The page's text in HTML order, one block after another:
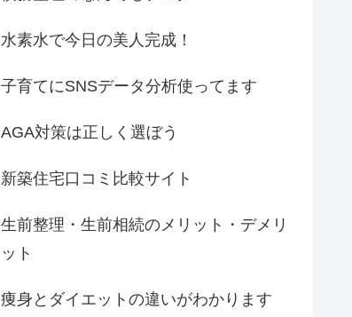
水素水で今日の美人完成！
子育てにSNSデータ分析使ってます
AGA対策は正しく選ぼう
新築住宅口コミ比較サイト
生前整理・生前相続のメリット・デメリ
ット
痩身とダイエットの違いがわかります